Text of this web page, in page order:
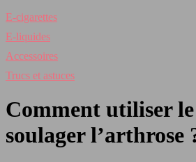
E-cigarettes
E-liquides
Accessoires
Trucs et astuces
Comment utiliser
soulager l’arthrose